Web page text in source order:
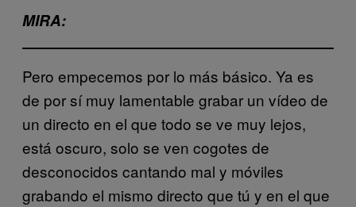
MIRA:
Pero empecemos por lo más básico. Ya es
de por sí muy lamentable grabar un vídeo de
un directo en el que todo se ve muy lejos,
está oscuro, solo se ven cogotes de
desconocidos cantando mal y móviles
grabando el mismo directo que tú y en el que